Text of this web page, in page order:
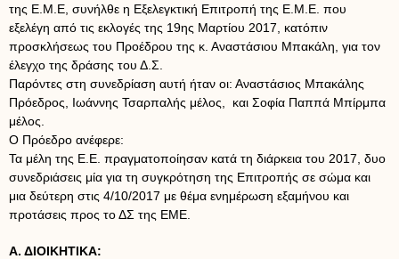
της Ε.Μ.Ε, συνήλθε η Εξελεγκτική Επιτροπή της Ε.Μ.Ε. που
εξελέγη από τις εκλογές της 19ης Μαρτίου 2017, κατόπιν
προσκλήσεως του Προέδρου της κ. Αναστάσιου Μπακάλη, για τον
έλεγχο της δράσης του Δ.Σ.
Παρόντες στη συνεδρίαση αυτή ήταν οι: Αναστάσιος Μπακάλης
Πρόεδρος, Ιωάννης Τσαρπαλής μέλος, και Σοφία Παππά Μπίρμπα
μέλος.
Ο Πρόεδρο ανέφερε:
Τα μέλη της Ε.Ε. πραγματοποίησαν κατά τη διάρκεια του 2017, δυο
συνεδριάσεις μία για τη συγκρότηση της Επιτροπής σε σώμα και
μια δεύτερη στις 4/10/2017 με θέμα ενημέρωση εξαμήνου και
προτάσεις προς το ΔΣ της ΕΜΕ.
Α. ΔΙΟΙΚΗΤΙΚΑ: